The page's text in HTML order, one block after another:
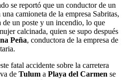
se reportó que un conductor de un
camioneta de la empresa Sabritas,
de un poste y un incendio, lo que
calcinada, quien se supo después
Peña, conductora de la empresa de
fatal accidente sobre la carretera
de Tulum a Playa del Carmen se